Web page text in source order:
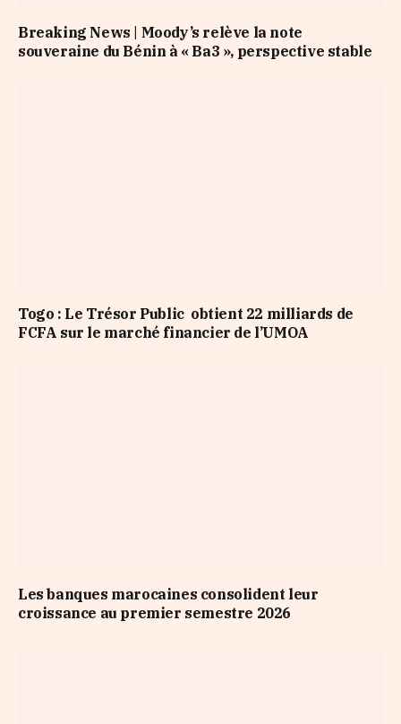
Breaking News | Moody’s relève la note
souveraine du Bénin à « Ba3 », perspective stable
Togo : Le Trésor Public obtient 22 milliards de
FCFA sur le marché financier de l’UMOA
Les banques marocaines consolident leur
croissance au premier semestre 2026